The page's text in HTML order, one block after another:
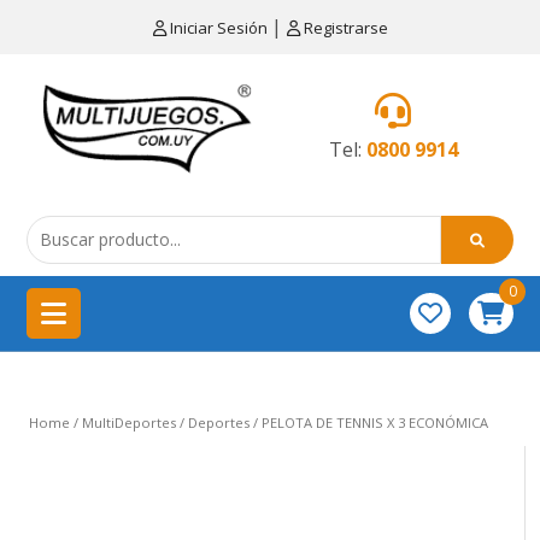
Iniciar Sesión | Registrarse
Tel: 0800 9914
MENÚ
de
cocina
China
importación
0
Home / MultiDeportes / Deportes / PELOTA DE TENNIS X 3 ECONÓMICA